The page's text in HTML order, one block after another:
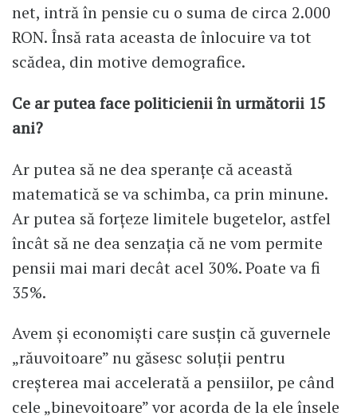
net, intră în pensie cu o suma de circa 2.000
RON. Însă rata aceasta de înlocuire va tot
scădea, din motive demografice.
Ce ar putea face politicienii în următorii 15
ani?
Ar putea să ne dea speranțe că această
matematică se va schimba, ca prin minune.
Ar putea să forțeze limitele bugetelor, astfel
încât să ne dea senzația că ne vom permite
pensii mai mari decât acel 30%. Poate va fi
35%.
Avem și economiști care susțin că guvernele
„răuvoitoare” nu găsesc soluții pentru
creșterea mai accelerată a pensiilor, pe când
cele „binevoitoare” vor acorda de la ele însele